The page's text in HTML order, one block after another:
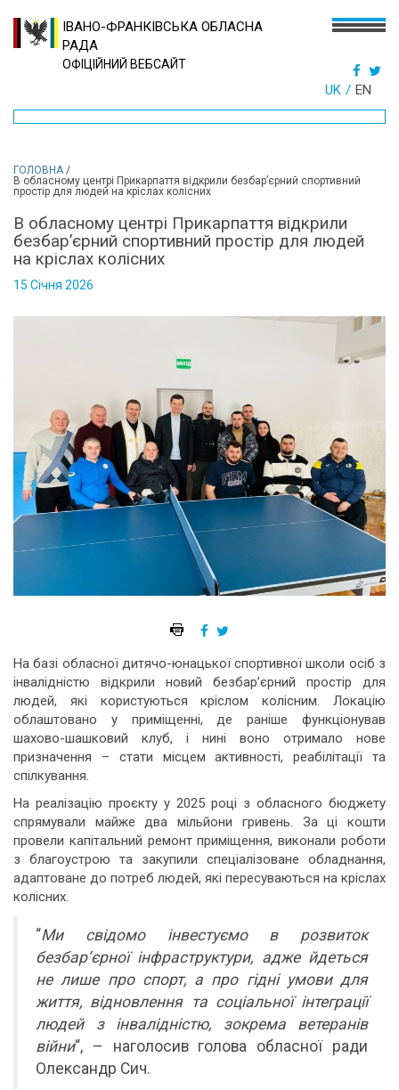
ІВАНО-ФРАНКІВСЬКА ОБЛАСНА
РАДА
ОФІЦІЙНИЙ ВЕБСАЙТ
UK EN
ГОЛОВНА/
В обласному центрі Прикарпаття відкрили безбар’єрний спортивний
простір для людей на кріслах колісних
В обласному центрі Прикарпаття відкрили
безбар’єрний спортивний простір для людей
на кріслах колісних
15 Січня 2026
На базі обласної дитячо-юнацької спортивної школи осіб з
інвалідністю відкрили новий безбар’єрний простір для
людей, які користуються кріслом колісним. Локацію
облаштовано у приміщенні, де раніше функціонував
шахово-шашковий клуб, і нині воно отримало нове
призначення – стати місцем активності, реабілітації та
спілкування.
На реалізацію проєкту у 2025 році з обласного бюджету
спрямували майже два мільйони гривень. За ці кошти
провели капітальний ремонт приміщення, виконали роботи
з благоустрою та закупили спеціалізоване обладнання,
адаптоване до потреб людей, які пересуваються на кріслах
колісних.
“Ми свідомо інвестуємо в розвиток
безбар’єрної інфраструктури, адже йдеться
не лише про спорт, а про гідні умови для
життя, відновлення та соціальної інтеграції
людей з інвалідністю, зокрема ветеранів
війни“, – наголосив голова обласної ради
Олександр Сич.